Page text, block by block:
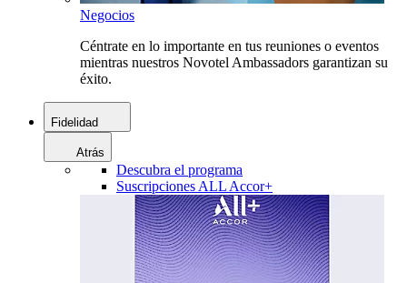
Negocios
Céntrate en lo importante en tus reuniones o eventos
mientras nuestros Novotel Ambassadors garantizan su
éxito.
Fidelidad
Atrás
Descubra el programa
Suscripciones ALL Accor+